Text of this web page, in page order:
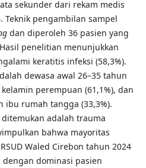
sekunder dari rekam medis
Teknik pengambilan sampel
dan diperoleh 36 pasien yang
penelitian menunjukkan
keratitis infeksi (58,3%).
dewasa awal 26–35 tahun
perempuan (61,1%), dan
ibu rumah tangga (33,3%).
adalah trauma
bahwa mayoritas
Waled Cirebon tahun 2024
dominasi pasien